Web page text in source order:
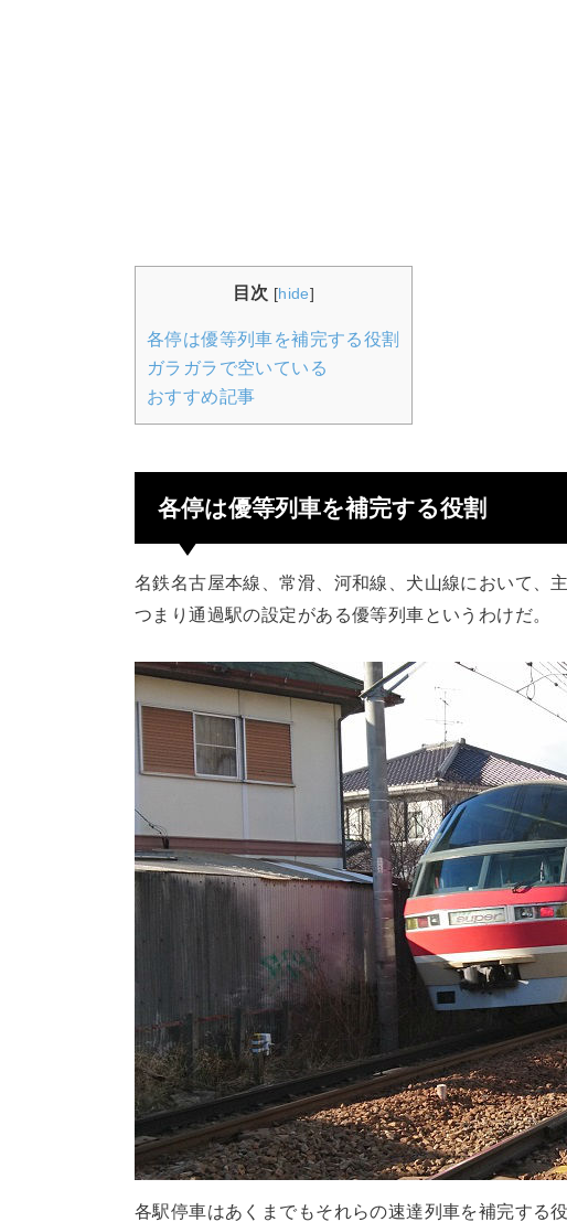
目次 [hide]
各停は優等列車を補完する役割
ガラガラで空いている
おすすめ記事
各停は優等列車を補完する役割
名鉄名古屋本線、常滑、河和線、犬山線において、
つまり通過駅の設定がある優等列車というわけだ。
各駅停車はあくまでもそれらの速達列車を補完する